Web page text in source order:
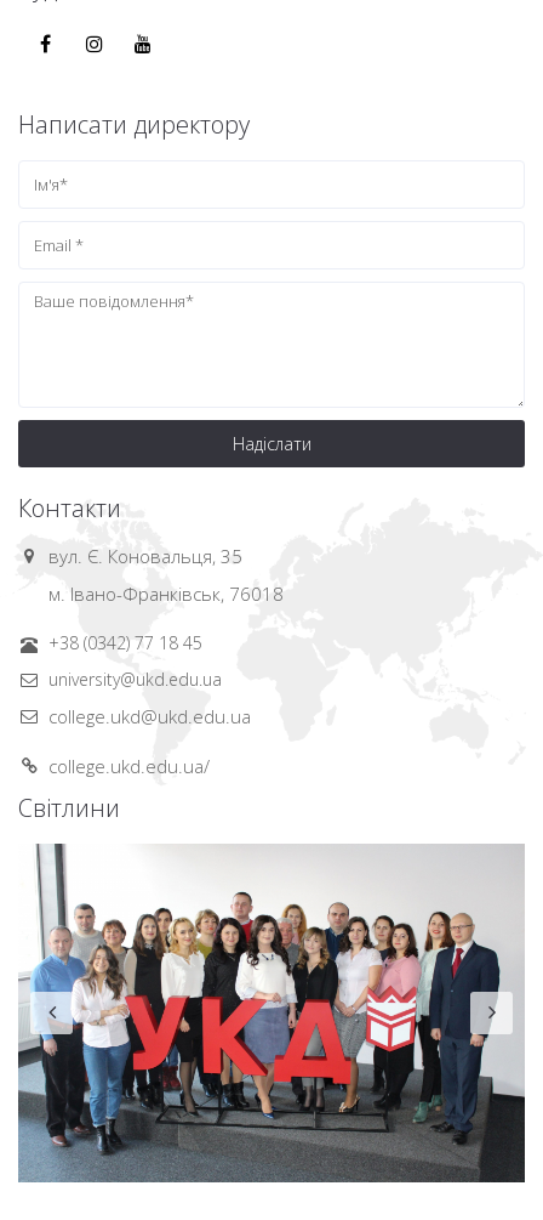
Написати директору
Надіслати
Контакти
вул. Є. Коновальця, 35
м. Івано-Франківськ, 76018
+38 (0342) 77 18 45
university@ukd.edu.ua
college.ukd@ukd.edu.ua
college.ukd.edu.ua/
Світлини